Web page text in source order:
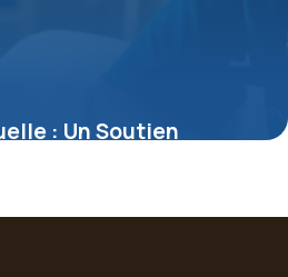
: Un Soutien